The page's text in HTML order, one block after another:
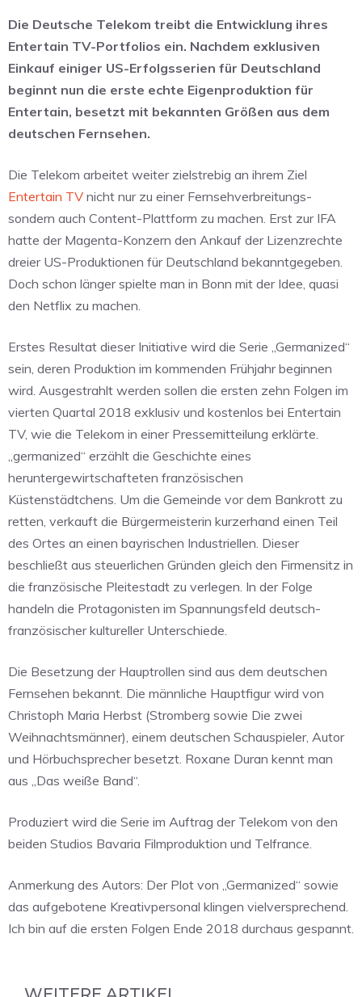
Die Deutsche Telekom treibt die Entwicklung ihres
Entertain TV-Portfolios ein. Nachdem exklusiven
Einkauf einiger US-Erfolgsserien für Deutschland
beginnt nun die erste echte Eigenproduktion für
Entertain, besetzt mit bekannten Größen aus dem
deutschen Fernsehen.
Die Telekom arbeitet weiter zielstrebig an ihrem Ziel
Entertain TV nicht nur zu einer Fernsehverbreitungs-
sondern auch Content-Plattform zu machen. Erst zur IFA
hatte der Magenta-Konzern den Ankauf der Lizenzrechte
dreier US-Produktionen für Deutschland bekanntgegeben.
Doch schon länger spielte man in Bonn mit der Idee, quasi
den Netflix zu machen.
Erstes Resultat dieser Initiative wird die Serie „Germanized“
sein, deren Produktion im kommenden Frühjahr beginnen
wird. Ausgestrahlt werden sollen die ersten zehn Folgen im
vierten Quartal 2018 exklusiv und kostenlos bei Entertain
TV, wie die Telekom in einer Pressemitteilung erklärte.
„germanized“ erzählt die Geschichte eines
heruntergewirtschafteten französischen
Küstenstädtchens. Um die Gemeinde vor dem Bankrott zu
retten, verkauft die Bürgermeisterin kurzerhand einen Teil
des Ortes an einen bayrischen Industriellen. Dieser
beschließt aus steuerlichen Gründen gleich den Firmensitz in
die französische Pleitestadt zu verlegen. In der Folge
handeln die Protagonisten im Spannungsfeld deutsch-
französischer kultureller Unterschiede.
Die Besetzung der Hauptrollen sind aus dem deutschen
Fernsehen bekannt. Die männliche Hauptfigur wird von
Christoph Maria Herbst (Stromberg sowie Die zwei
Weihnachtsmänner), einem deutschen Schauspieler, Autor
und Hörbuchsprecher besetzt. Roxane Duran kennt man
aus „Das weiße Band“.
Produziert wird die Serie im Auftrag der Telekom von den
beiden Studios Bavaria Filmproduktion und Telfrance.
Anmerkung des Autors: Der Plot von „Germanized“ sowie
das aufgebotene Kreativpersonal klingen vielversprechend.
Ich bin auf die ersten Folgen Ende 2018 durchaus gespannt.